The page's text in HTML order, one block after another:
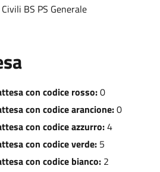
BS PS Generale
con codice rosso:0
con codice arancione:0
con codice azzurro:4
con codice verde: 5
con codice bianco: 2